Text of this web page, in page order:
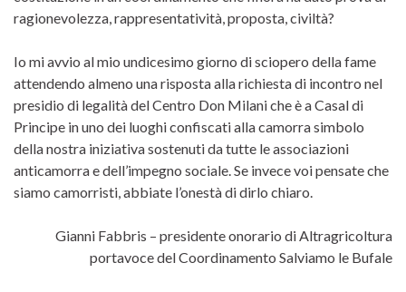
ragionevolezza, rappresentatività, proposta, civiltà?
Io mi avvio al mio undicesimo giorno di sciopero della fame
attendendo almeno una risposta alla richiesta di incontro nel
presidio di legalità del Centro Don Milani che è a Casal di
Principe in uno dei luoghi confiscati alla camorra simbolo
della nostra iniziativa sostenuti da tutte le associazioni
anticamorra e dell’impegno sociale. Se invece voi pensate che
siamo camorristi, abbiate l’onestà di dirlo chiaro.
Gianni Fabbris – presidente onorario di Altragricoltura
portavoce del Coordinamento Salviamo le Bufale